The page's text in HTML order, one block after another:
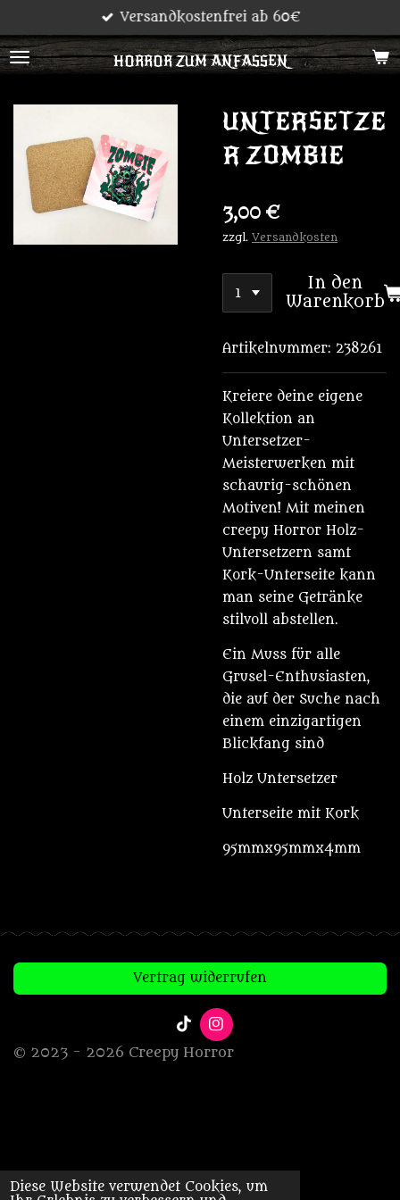
Diese Website verwendet Cookies, um
Hauptinhalt
springen
HORROR ZUM ANFASSEN
Versandkostenfrei ab 60€
UNTERSETZE
R ZOMBIE
3,00 €
zzgl. Versandkosten
In den
Warenkorb
Artikelnummer: 238261
Kreiere deine eigene
Kollektion an
Untersetzer-
Meisterwerken mit
schaurig-schönen
Motiven! Mit meinen
creepy Horror Holz-
Untersetzern samt
Kork-Unterseite kann
man seine Getränke
stilvoll abstellen.
Ein Muss für alle
Grusel-Enthusiasten,
die auf der Suche nach
einem einzigartigen
Blickfang sind
Holz Untersetzer
Unterseite mit Kork
95mmx95mmx4mm
Vertrag widerrufen
T
i
k
I
n
s
© 2023 - 2026 Creepy Horror